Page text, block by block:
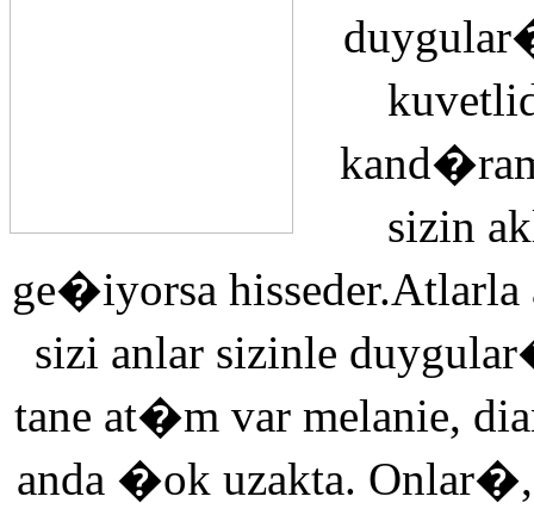
sizin
ge�iyorsa
sizi anlar sizinle
tane at�m var melanie,
anda �ok uzakta.